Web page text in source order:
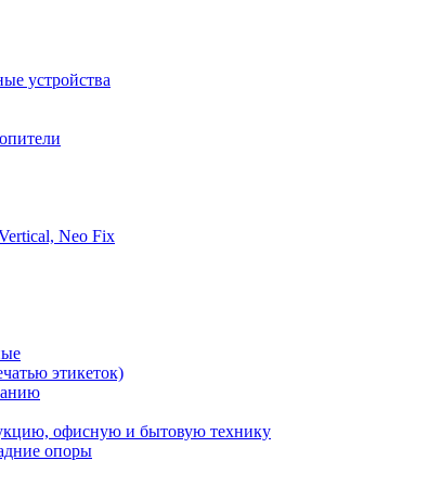
устройства
Neo Fix
этикеток)
офисную и бытовую технику
опоры